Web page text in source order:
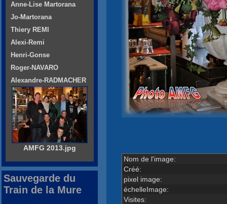
Nom de l'image:
Créé:
pixel image:
échelleImage:
Visites:
Anne-Lise Martorana
Jo-Martorana
Thiery REMI
Alexi-Remi
Henri-Gonse
Roger-NAVARO
Alexandre-RADMACHER
AMFG 2013.jpg
Sauvegarde du
Train de la Mure